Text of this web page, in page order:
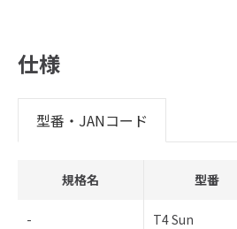
仕様
型番・JANコード
規格名 型番
- T4 Sun